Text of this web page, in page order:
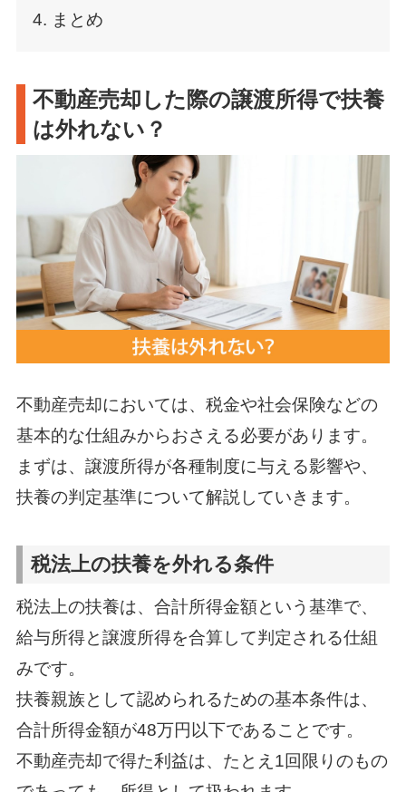
4. まとめ
不動産売却した際の譲渡所得で扶養
は外れない？
不動産売却においては、税金や社会保険などの
基本的な仕組みからおさえる必要があります。
まずは、譲渡所得が各種制度に与える影響や、
扶養の判定基準について解説していきます。
税法上の扶養を外れる条件
税法上の扶養は、合計所得金額という基準で、
給与所得と譲渡所得を合算して判定される仕組
みです。
扶養親族として認められるための基本条件は、
合計所得金額が48万円以下であることです。
不動産売却で得た利益は、たとえ1回限りのもの